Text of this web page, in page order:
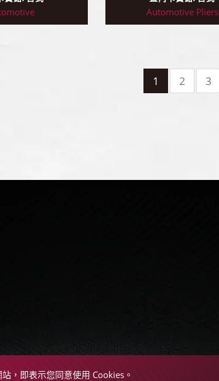
Automotive Pliers
1 2 3
，即表示您同意使用 Cookies。